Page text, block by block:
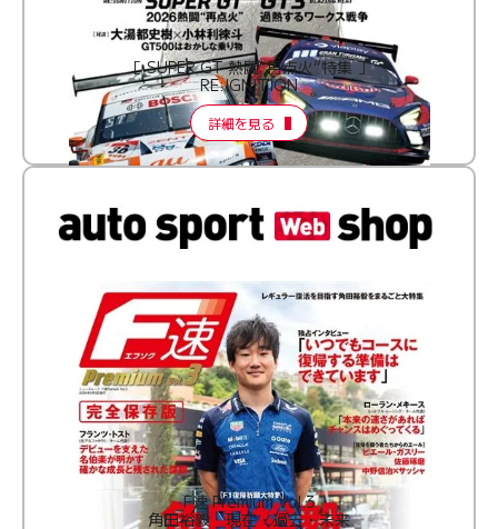
［ SUPER GT 熱闘“再点火”特集 ］
RE:IGNITION
詳細を見る
F速 Premium Vol.3
角田裕毅 現在・過去・未来